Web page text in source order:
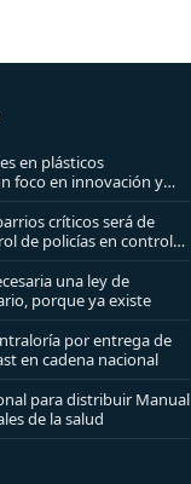
en plásticos
foco en innovación y
críticos será de
de policías en control
una ley de
porque ya existe
por entrega de
en cadena nacional
para distribuir Manual
de la salud